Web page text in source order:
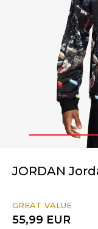
1
JORDAN
GREAT VALUE
55,99 EUR